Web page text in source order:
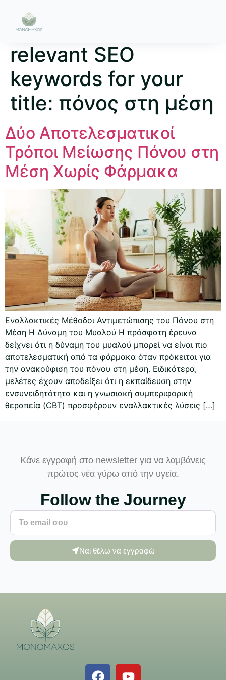
Ετικέτα:
relevant SEO
keywords for your
title: πόνος στη μέση
Δύο Αποτελεσματικοί
Τρόποι Μείωσης Πόνου στη
Μέση Χωρίς Φάρμακα
Εναλλακτικές Μέθοδοι Αντιμετώπισης του Πόνου στη
Μέση Η Δύναμη του Μυαλού Η πρόσφατη έρευνα
δείχνει ότι η δύναμη του μυαλού μπορεί να είναι πιο
αποτελεσματική από τα φάρμακα όταν πρόκειται για
την ανακούφιση του πόνου στη μέση. Ειδικότερα,
μελέτες έχουν αποδείξει ότι η εκπαίδευση στην
ενσυνειδητότητα και η γνωσιακή συμπεριφορική
θεραπεία (CBT) προσφέρουν εναλλακτικές λύσεις […]
Κάνε εγγραφή στο newsletter για να λαμβάνεις
πρώτος νέα γύρω από την υγεία.
Follow the Journey
Ναι θέλω να εγγραφώ